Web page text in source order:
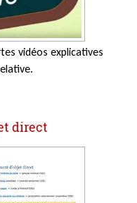
vidéos explicatives
direct